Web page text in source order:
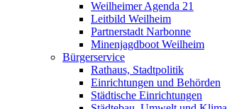
Weilheimer Agenda 21
Leitbild Weilheim
Partnerstadt Narbonne
Minenjagdboot Weilheim
Bürgerservice
Rathaus, Stadtpolitik
Einrichtungen und Behörden
Städtische Einrichtungen